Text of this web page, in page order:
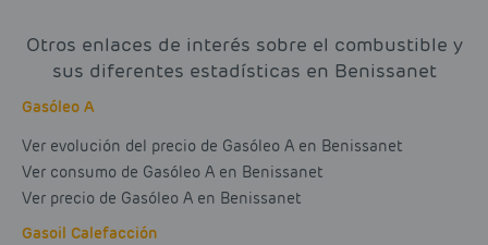
Otros enlaces de interés sobre el combustible y
sus diferentes estadísticas en Benissanet
Gasóleo A
Ver evolución del precio de Gasóleo A en Benissanet
Ver consumo de Gasóleo A en Benissanet
Ver precio de Gasóleo A en Benissanet
Gasoil Calefacción